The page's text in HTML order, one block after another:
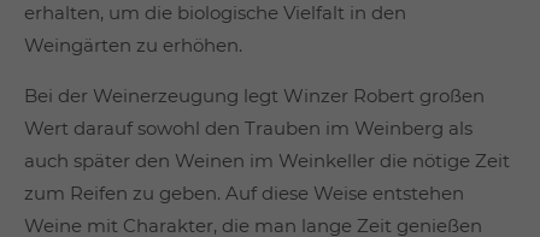
erhalten, um die biologische Vielfalt in den
Weingärten zu erhöhen.
Bei der Weinerzeugung legt Winzer Robert großen
Wert darauf sowohl den Trauben im Weinberg als
auch später den Weinen im Weinkeller die nötige Zeit
zum Reifen zu geben. Auf diese Weise entstehen
Weine mit Charakter, die man lange Zeit genießen